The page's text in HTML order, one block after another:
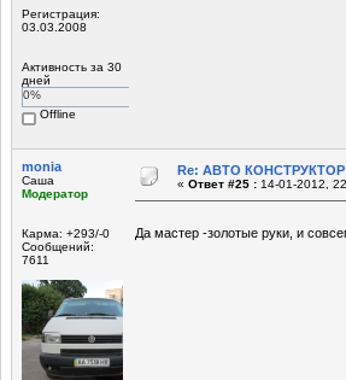
Регистрация:
03.03.2008
Активность за 30
дней
0%
Offline
monia
Саша
Модератор
Карма: +293/-0
Сообщений:
7611
Re: АВТО КОНСТРУКТОР!
« Ответ #25 : 14-01-2012,
Да мастер -золотые руки, и